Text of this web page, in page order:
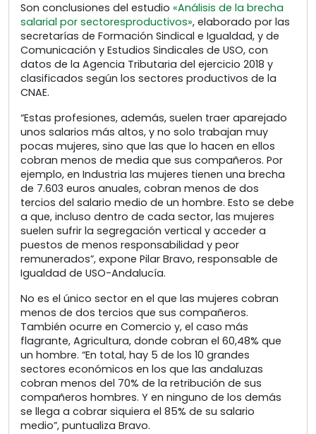
Son conclusiones del estudio «Análisis de la brecha
salarial por sectoresproductivos», elaborado por las
secretarías de Formación Sindical e Igualdad, y de
Comunicación y Estudios Sindicales de USO, con
datos de la Agencia Tributaria del ejercicio 2018 y
clasificados según los sectores productivos de la
CNAE.
“Estas profesiones, además, suelen traer aparejado
unos salarios más altos, y no solo trabajan muy
pocas mujeres, sino que las que lo hacen en ellos
cobran menos de media que sus compañeros. Por
ejemplo, en Industria las mujeres tienen una brecha
de 7.603 euros anuales, cobran menos de dos
tercios del salario medio de un hombre. Esto se debe
a que, incluso dentro de cada sector, las mujeres
suelen sufrir la segregación vertical y acceder a
puestos de menos responsabilidad y peor
remunerados”, expone Pilar Bravo, responsable de
Igualdad de USO-Andalucía.
No es el único sector en el que las mujeres cobran
menos de dos tercios que sus compañeros.
También ocurre en Comercio y, el caso más
flagrante, Agricultura, donde cobran el 60,48% que
un hombre. “En total, hay 5 de los 10 grandes
sectores económicos en los que las andaluzas
cobran menos del 70% de la retribución de sus
compañeros hombres. Y en ninguno de los demás
se llega a cobrar siquiera el 85% de su salario
medio”, puntualiza Bravo.